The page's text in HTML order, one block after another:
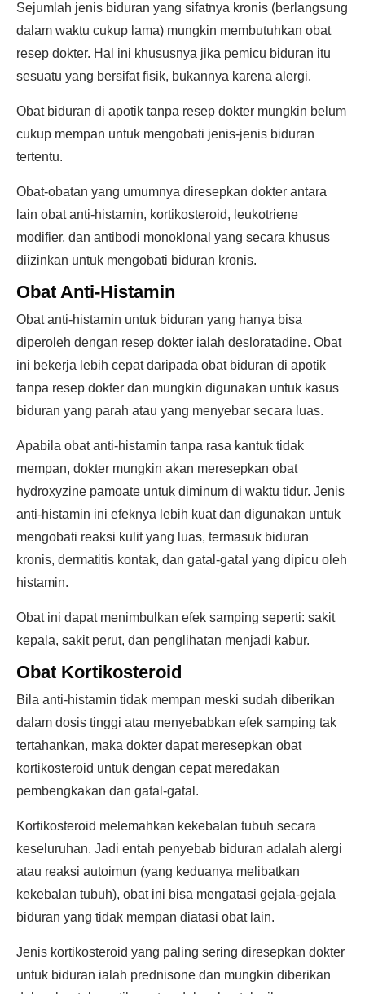
Sejumlah jenis biduran yang sifatnya kronis (berlangsung
dalam waktu cukup lama) mungkin membutuhkan obat
resep dokter. Hal ini khususnya jika pemicu biduran itu
sesuatu yang bersifat fisik, bukannya karena alergi.
Obat biduran di apotik tanpa resep dokter mungkin belum
cukup mempan untuk mengobati jenis-jenis biduran
tertentu.
Obat-obatan yang umumnya diresepkan dokter antara
lain obat anti-histamin, kortikosteroid, leukotriene
modifier, dan antibodi monoklonal yang secara khusus
diizinkan untuk mengobati biduran kronis.
Obat Anti-Histamin
Obat anti-histamin untuk biduran yang hanya bisa
diperoleh dengan resep dokter ialah desloratadine. Obat
ini bekerja lebih cepat daripada obat biduran di apotik
tanpa resep dokter dan mungkin digunakan untuk kasus
biduran yang parah atau yang menyebar secara luas.
Apabila obat anti-histamin tanpa rasa kantuk tidak
mempan, dokter mungkin akan meresepkan obat
hydroxyzine pamoate untuk diminum di waktu tidur. Jenis
anti-histamin ini efeknya lebih kuat dan digunakan untuk
mengobati reaksi kulit yang luas, termasuk biduran
kronis, dermatitis kontak, dan gatal-gatal yang dipicu oleh
histamin.
Obat ini dapat menimbulkan efek samping seperti: sakit
kepala, sakit perut, dan penglihatan menjadi kabur.
Obat Kortikosteroid
Bila anti-histamin tidak mempan meski sudah diberikan
dalam dosis tinggi atau menyebabkan efek samping tak
tertahankan, maka dokter dapat meresepkan obat
kortikosteroid untuk dengan cepat meredakan
pembengkakan dan gatal-gatal.
Kortikosteroid melemahkan kekebalan tubuh secara
keseluruhan. Jadi entah penyebab biduran adalah alergi
atau reaksi autoimun (yang keduanya melibatkan
kekebalan tubuh), obat ini bisa mengatasi gejala-gejala
biduran yang tidak mempan diatasi obat lain.
Jenis kortikosteroid yang paling sering diresepkan dokter
untuk biduran ialah prednisone dan mungkin diberikan